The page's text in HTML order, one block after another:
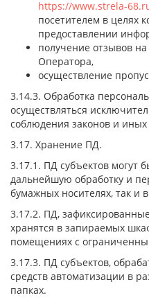
https://www.strela-
посетителем в целях
предоставлении
получение отзывов
Оператора,
осуществление
3.14.3. Обработка
осуществляться
соблюдения законов и
3.17. Хранение ПД.
3.17.1. ПД субъектов могут
дальнейшую обработку и
бумажных носителях, так и
3.17.2. ПД,
хранятся в запираемых
помещениях с
3.17.3. ПД субъектов,
средств автоматизации в
папках.